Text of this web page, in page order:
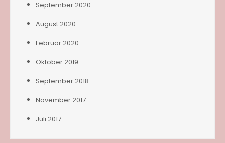
September 2020
August 2020
Februar 2020
Oktober 2019
September 2018
November 2017
Juli 2017